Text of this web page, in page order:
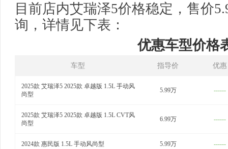
目前店内艾瑞泽5价格稳定，售价
询，详情见下表：
优惠车型价格
车型 指导价 优惠
2025款 艾瑞泽5 2025款 卓越版 1.5L 手动风
尚型
5.99万 ------
2025款 艾瑞泽5 2025款 卓越版 1.5L CVT风
尚型
6.99万 ------
2024款 惠民版 1.5L 手动风尚型 5.99万 ------